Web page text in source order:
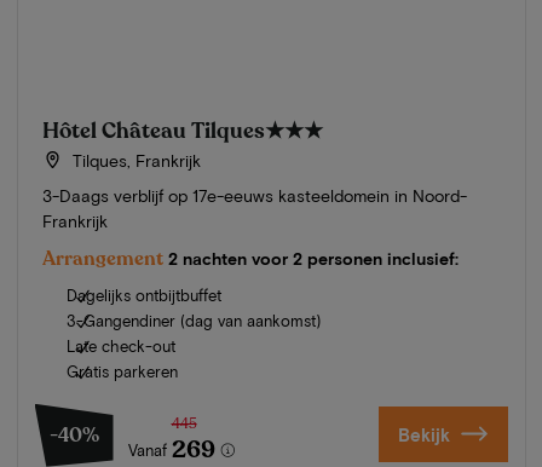
Hôtel Château Tilques★★★
Tilques, Frankrijk
3-Daags verblijf op 17e-eeuws kasteeldomein in Noord-
Frankrijk
Arrangement 2 nachten voor 2 personen inclusief:
Dagelijks ontbijtbuffet
3-Gangendiner (dag van aankomst)
Late check-out
Gratis parkeren
-40%
Vanaf
445
269 Bekijk